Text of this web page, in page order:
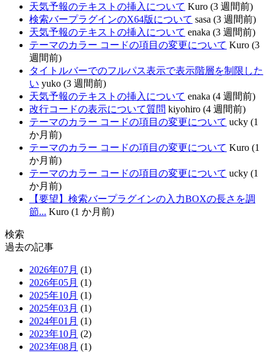
天気予報のテキストの挿入について Kuro (3 週間前)
検索バープラグインのX64版について sasa (3 週間前)
天気予報のテキストの挿入について enaka (3 週間前)
テーマのカラー コードの項目の変更について Kuro (3
週間前)
タイトルバーでのフルパス表示で表示階層を制限した
い yuko (3 週間前)
天気予報のテキストの挿入について enaka (4 週間前)
改行コードの表示について質問 kiyohiro (4 週間前)
テーマのカラー コードの項目の変更について ucky (1
か月前)
テーマのカラー コードの項目の変更について Kuro (1
か月前)
テーマのカラー コードの項目の変更について ucky (1
か月前)
【要望】検索バープラグインの入力BOXの長さを調
節... Kuro (1 か月前)
検索
過去の記事
2026年07月 (1)
2026年05月 (1)
2025年10月 (1)
2025年03月 (1)
2024年01月 (1)
2023年10月 (2)
2023年08月 (1)